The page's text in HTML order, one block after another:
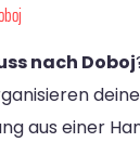
nach Doboj
aus einer